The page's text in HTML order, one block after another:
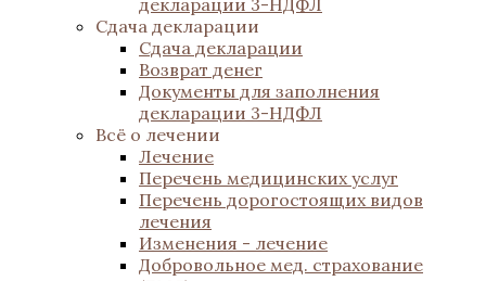
декларации 3-НДФЛ
Сдача декларации
Сдача декларации
Возврат денег
Документы для заполнения
декларации 3-НДФЛ
Всё о лечении
Лечение
Перечень медицинских услуг
Перечень дорогостоящих видов
лечения
Изменения - лечение
Добровольное мед. страхование